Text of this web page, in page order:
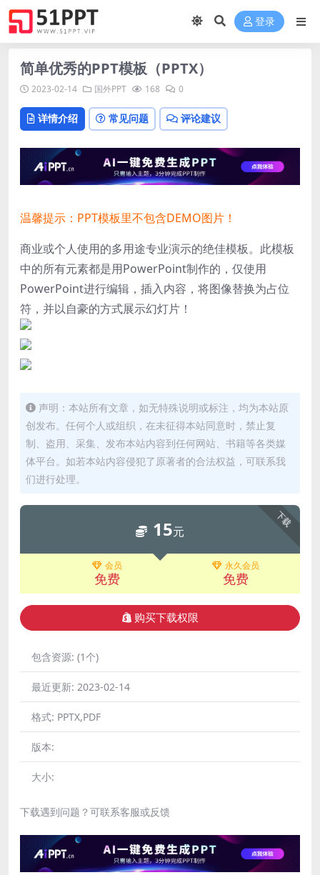
登录
简单优秀的PPT模板（PPTX）
2023-02-14 国外PPT 168 0
详情介绍 常见问题 评论建议
温馨提示：PPT模板里不包含DEMO图片！
商业或个人使用的多用途专业演示的绝佳模板。此模板
中的所有元素都是用PowerPoint制作的，仅使用
PowerPoint进行编辑，插入内容，将图像替换为占位
符，并以自豪的方式展示幻灯片！
声明：本站所有文章，如无特殊说明或标注，均为本站原
创发布。任何个人或组织，在未征得本站同意时，禁止复
制、盗用、采集、发布本站内容到任何网站、书籍等各类媒
体平台。如若本站内容侵犯了原著者的合法权益，可联系我
们进行处理。
下载
15元
会员
免费
永久会员
免费
购买下载权限
包含资源: (1个)
最近更新: 2023-02-14
格式: PPTX,PDF
版本:
大小:
下载遇到问题？可联系客服或反馈